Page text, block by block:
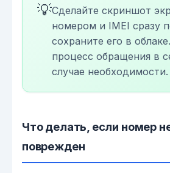
💡Сделайте скриншот
номером и IMEI сразу
сохраните его в
процесс обращения в
случае необходимости.
Что делать, если номер
поврежден